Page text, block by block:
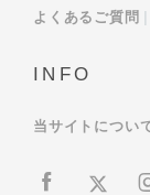
よくあるご質問
INFO
当サイトについ